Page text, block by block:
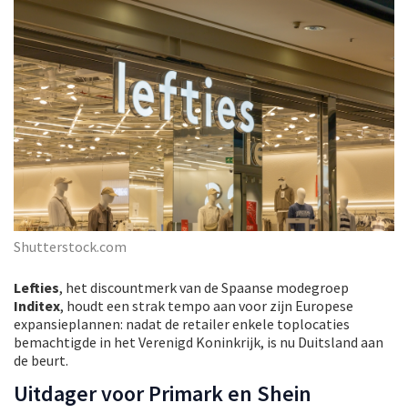
Shutterstock.com
Lefties, het discountmerk van de Spaanse modegroep
Inditex, houdt een strak tempo aan voor zijn Europese
expansieplannen: nadat de retailer enkele toplocaties
bemachtigde in het Verenigd Koninkrijk, is nu Duitsland aan
de beurt.
Uitdager voor Primark en Shein